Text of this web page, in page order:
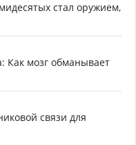
стал оружием,
Как мозг обманывает
связи для